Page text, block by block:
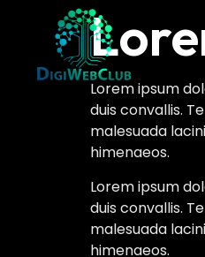
Lorem ipsum
duis convallis.
malesuada
himenaeos.
Lorem ipsum
duis convallis.
malesuada
himenaeos.